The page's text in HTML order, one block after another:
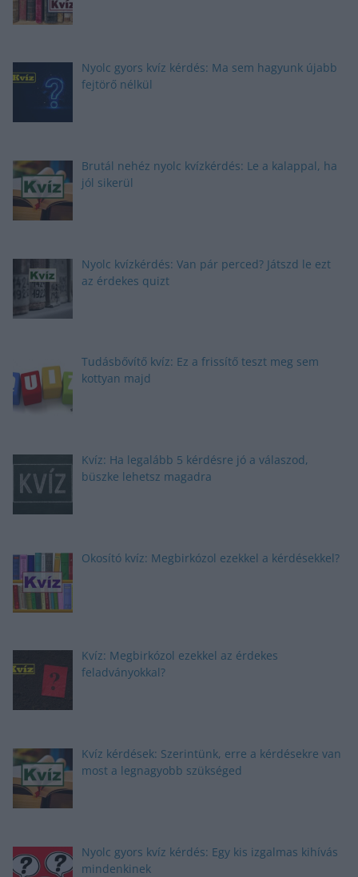
Nyolc gyors kvíz kérdés: Ma sem hagyunk újabb
fejtörő nélkül
Brutál nehéz nyolc kvízkérdés: Le a kalappal, ha
jól sikerül
Nyolc kvízkérdés: Van pár perced? Játszd le ezt
az érdekes quizt
Tudásbővítő kvíz: Ez a frissítő teszt meg sem
kottyan majd
Kvíz: Ha legalább 5 kérdésre jó a válaszod,
büszke lehetsz magadra
Okosító kvíz: Megbirkózol ezekkel a kérdésekkel?
Kvíz: Megbirkózol ezekkel az érdekes
feladványokkal?
Kvíz kérdések: Szerintünk, erre a kérdésekre van
most a legnagyobb szükséged
Nyolc gyors kvíz kérdés: Egy kis izgalmas kihívás
mindenkinek